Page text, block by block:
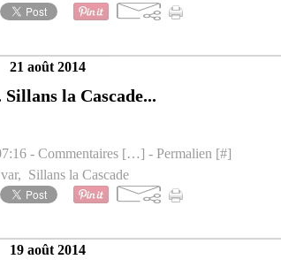
21 août 2014
Sillans la Cascade...
- Commentaires […] - Permalien [#]
var, Sillans la Cascade
19 août 2014